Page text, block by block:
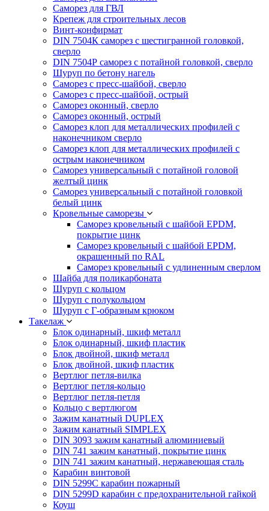
Саморез для ГВЛ
Крепеж для строительных лесов
Винт-конфирмат
DIN 7504К саморез с шестигранной головкой,
сверло
DIN 7504Р саморез с потайной головкой, сверло
Шуруп по бетону нагель
Саморез с пресс-шайбой, сверло
Саморез с пресс-шайбой, острый
Саморез оконный, сверло
Саморез оконный, острый
Саморез клоп для металлических профилей с
наконечником сверло
Саморез клоп для металлических профилей с
острым наконечником
Саморез универсальный с потайной головой
желтый цинк
Саморез универсальный с потайной головкой
белый цинк
Кровельные саморезы
Саморез кровельный с шайбой EPDM,
покрытие цинк
Саморез кровельный с шайбой EPDM,
окрашенный по RAL
Саморез кровельный с удлиненным сверлом
Шайба для поликарбоната
Шуруп с кольцом
Шуруп с полукольцом
Шуруп с Г-образным крюком
Такелаж
Блок одинарный, шкиф металл
Блок одинарный, шкиф пластик
Блок двойной, шкиф металл
Блок двойной, шкиф пластик
Вертлюг петля-вилка
Вертлюг петля-кольцо
Вертлюг петля-петля
Кольцо с вертлюгом
Зажим канатный DUPLEX
Зажим канатный SIMPLEX
DIN 3093 зажим канатный алюминиевый
DIN 741 зажим канатный, покрытие цинк
DIN 741 зажим канатный, нержавеющая сталь
Карабин винтовой
DIN 5299C карабин пожарный
DIN 5299D карабин с предохранительной гайкой
Коуш